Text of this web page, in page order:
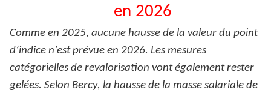
en 2026
Comme en 2025, aucune hausse de la valeur du point
d’indice n’est prévue en 2026. Les mesures
catégorielles de revalorisation vont également rester
gelées. Selon Bercy, la hausse de la masse salariale de